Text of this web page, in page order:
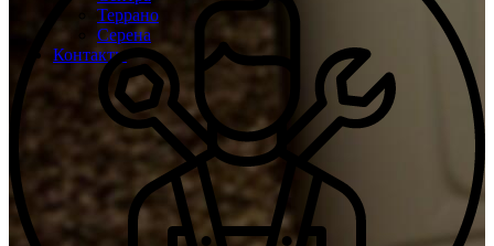
Террано
Серена
Контакты